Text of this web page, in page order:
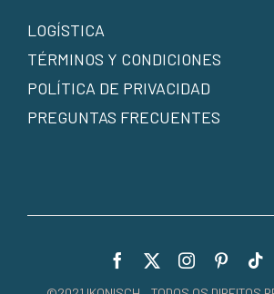
LOGÍSTICA
TÉRMINOS Y CONDICIONES
POLÍTICA DE PRIVACIDAD
PREGUNTAS FRECUENTES